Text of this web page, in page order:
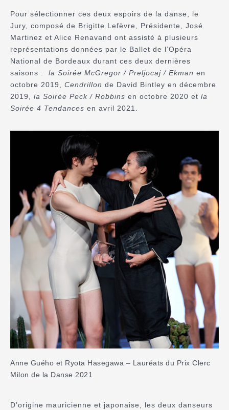
Pour sélectionner ces deux espoirs de la danse, le
Jury, composé de Brigitte Lefèvre, Présidente, José
Martinez et Alice Renavand ont assisté à plusieurs
représentations données par le Ballet de l’Opéra
National de Bordeaux durant ces deux dernières
saisons : la Soirée McGregor / Preljocaj / Ekman en
octobre 2019, Cendrillon de David Bintley en décembre
2019, la Soirée Peck / Robbins en octobre 2020 et la
Soirée 4 Tendances en avril 2021.
Anne Guého et Ryota Hasegawa – Lauréats du Prix Clerc
Milon de la Danse 2021
D’origine mauricienne et japonaise, les deux danseurs